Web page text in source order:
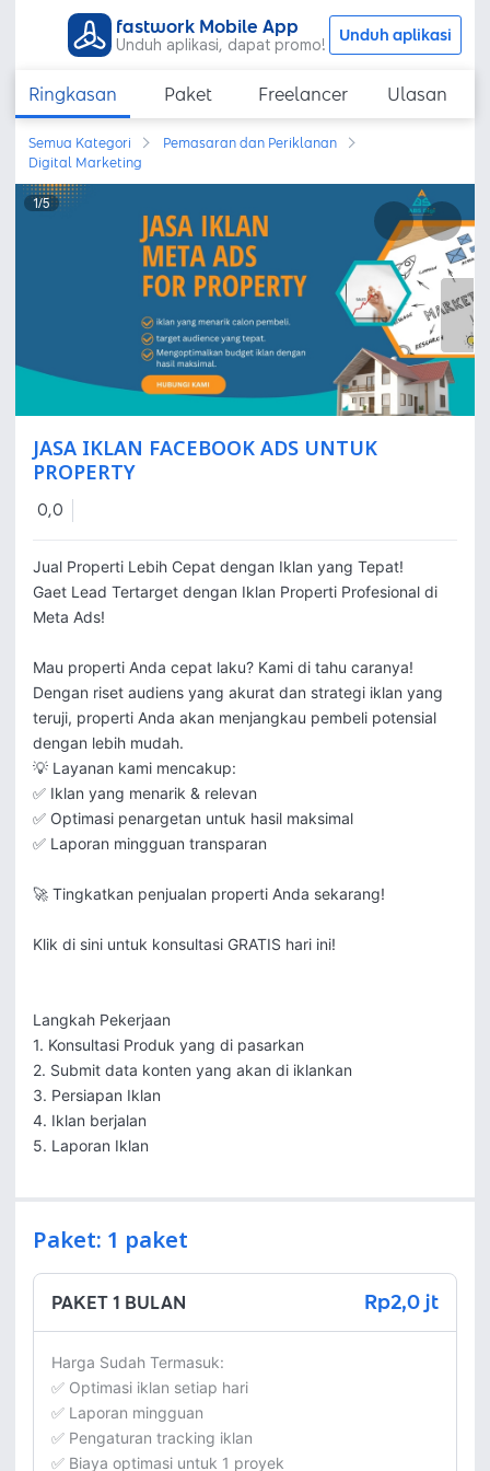
fastwork Mobile App
Unduh aplikasi, dapat promo! Unduh aplikasi
Ringkasan Paket Freelancer Ulasan
Semua Kategori
Pemasaran dan Periklanan
Digital Marketing
1/5
JASA IKLAN FACEBOOK ADS UNTUK
PROPERTY
0,0
Jual Properti Lebih Cepat dengan Iklan yang Tepat!
Gaet Lead Tertarget dengan Iklan Properti Profesional di
Meta Ads!
Mau properti Anda cepat laku? Kami di tahu caranya!
Dengan riset audiens yang akurat dan strategi iklan yang
teruji, properti Anda akan menjangkau pembeli potensial
dengan lebih mudah.
💡 Layanan kami mencakup:
✅ Iklan yang menarik & relevan
✅ Optimasi penargetan untuk hasil maksimal
✅ Laporan mingguan transparan
🚀 Tingkatkan penjualan properti Anda sekarang!
Klik di sini untuk konsultasi GRATIS hari ini!
Langkah Pekerjaan
1. Konsultasi Produk yang di pasarkan
2. Submit data konten yang akan di iklankan
3. Persiapan Iklan
4. Iklan berjalan
5. Laporan Iklan
Paket: 1 paket
PAKET 1 BULAN Rp2,0 jt
Harga Sudah Termasuk:
✅ Optimasi iklan setiap hari
✅ Laporan mingguan
✅ Pengaturan tracking iklan
✅ Biaya optimasi untuk 1 proyek